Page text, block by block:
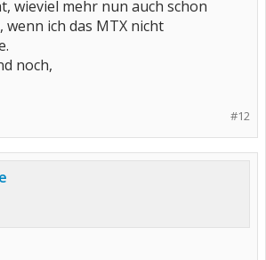
wieviel mehr nun auch schon
wenn ich das MTX nicht
noch,
#12